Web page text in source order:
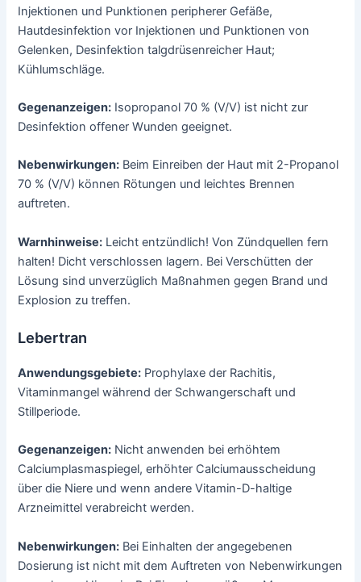
Injektionen und Punktionen peripherer Gefäße,
Hautdesinfektion vor Injektionen und Punktionen von
Gelenken, Desinfektion talgdrüsenreicher Haut;
Kühlumschläge.
Gegenanzeigen: Isopropanol 70 % (V/V) ist nicht zur
Desinfektion offener Wunden geeignet.
Nebenwirkungen: Beim Einreiben der Haut mit 2-Propanol
70 % (V/V) können Rötungen und leichtes Brennen
auftreten.
Warnhinweise: Leicht entzündlich! Von Zündquellen fern
halten! Dicht verschlossen lagern. Bei Verschütten der
Lösung sind unverzüglich Maßnahmen gegen Brand und
Explosion zu treffen.
Lebertran
Anwendungsgebiete: Prophylaxe der Rachitis,
Vitaminmangel während der Schwangerschaft und
Stillperiode.
Gegenanzeigen: Nicht anwenden bei erhöhtem
Calciumplasmaspiegel, erhöhter Calciumausscheidung
über die Niere und wenn andere Vitamin-D-haltige
Arzneimittel verabreicht werden.
Nebenwirkungen: Bei Einhalten der angegebenen
Dosierung ist nicht mit dem Auftreten von Nebenwirkungen